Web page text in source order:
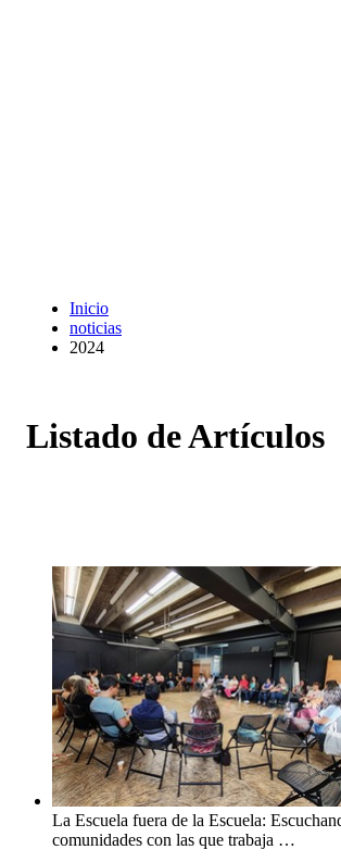
Inicio
noticias
2024
Listado de Artículos
La Escuela fuera de la Escuela:
comunidades con las que trabaja …